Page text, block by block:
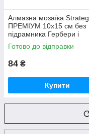
Алмазна мозаїка Strateg
ПРЕМІУМ 10х15 см без
підрамника Гербери і
метелики (YAB14425)
Готово до відправки
84 ₴
Купити